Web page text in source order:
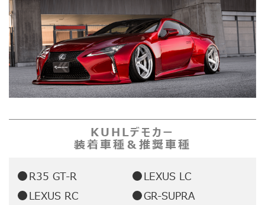
KUHLデモカー
装着車種＆推奨車種
R35 GT-R
LEXUS LC
LEXUS RC
GR-SUPRA